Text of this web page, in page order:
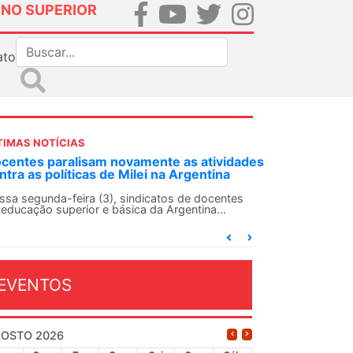
SUPERIOR
NOTÍCIAS
SN convoca docentes para Dia de
Internacionalista com Cuba em
agosto
SN conclama suas seções sindicais e o